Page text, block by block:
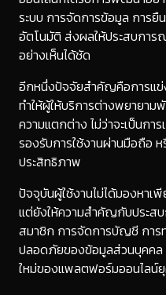
ระบบ การจัดการข้อมูล การยื
อัตโนมัติ ส่งผลให้ประสบการ
อย่างเห็นได้ชัด
อีกหนึ่งปัจจัยสำคัญคือการแข่
ทำให้ผู้ให้บริการต่างพยายา
ความแตกต่าง ไม่ว่าจะเป็นกา
รองรับการใช้งานผ่านมือถือ ห
ประสิทธิภาพ
ปัจจุบันผู้ใช้งานไม่ได้มองหาเ
แต่ยังให้ความสำคัญกับประส
สมาชิก การจัดการบัญชี การ
ปลอดภัยของข้อมูลส่วนบุคคล
ใหม่ของแพลตฟอร์มออนไลน์